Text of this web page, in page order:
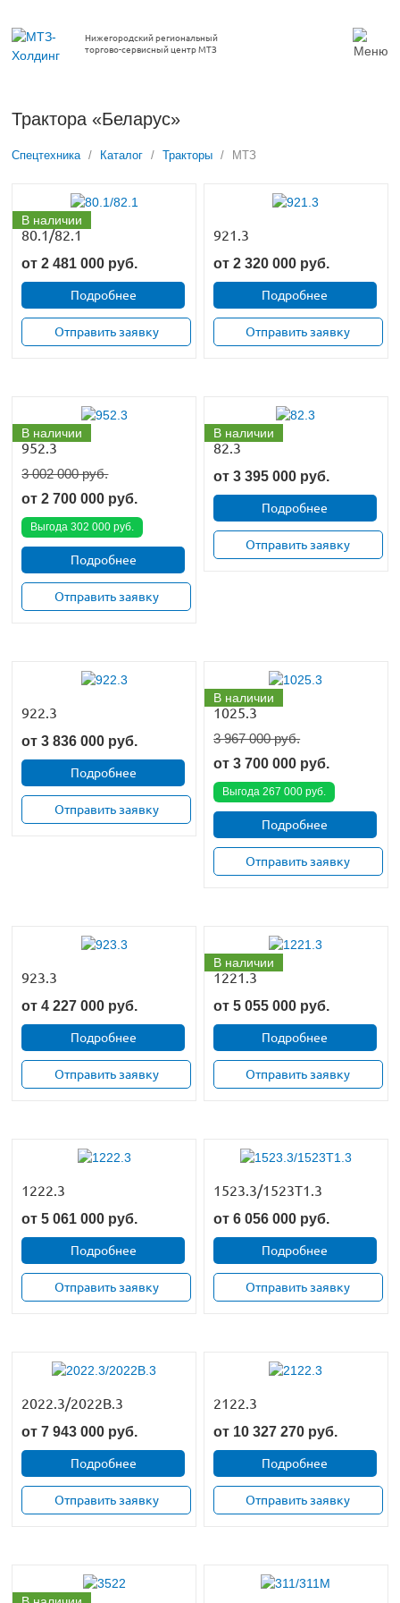
Нижегородский региональный
торгово-сервисный центр МТЗ
Трактора «Беларус»
Спецтехника / Каталог / Тракторы / МТЗ
В наличии
80.1/82.1
от2 481 000 руб.
Подробнее
Отправить заявку
921.3
от2 320 000 руб.
Подробнее
Отправить заявку
В наличии
952.3
3 002 000 руб.
от2 700 000 руб.
Выгода 302 000 руб.
Подробнее
Отправить заявку
В наличии
82.3
от3 395 000 руб.
Подробнее
Отправить заявку
922.3
от3 836 000 руб.
Подробнее
Отправить заявку
В наличии
1025.3
3 967 000 руб.
от3 700 000 руб.
Выгода 267 000 руб.
Подробнее
Отправить заявку
923.3
от4 227 000 руб.
Подробнее
Отправить заявку
В наличии
1221.3
от5 055 000 руб.
Подробнее
Отправить заявку
1222.3
от5 061 000 руб.
Подробнее
Отправить заявку
1523.3/1523T1.3
от6 056 000 руб.
Подробнее
Отправить заявку
2022.3/2022B.3
от7 943 000 руб.
Подробнее
Отправить заявку
2122.3
от 10 327 270 руб.
Подробнее
Отправить заявку